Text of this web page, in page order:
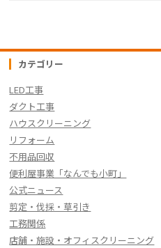
o
o
k
n
カテゴリー
LED工事
ダクト工事
ハウスクリーニング
リフォーム
不用品回収
便利屋事業「なんでも小町」
公式ニュース
剪定・伐採・草引き
工務関係
店舗・施設・オフィスクリーニング